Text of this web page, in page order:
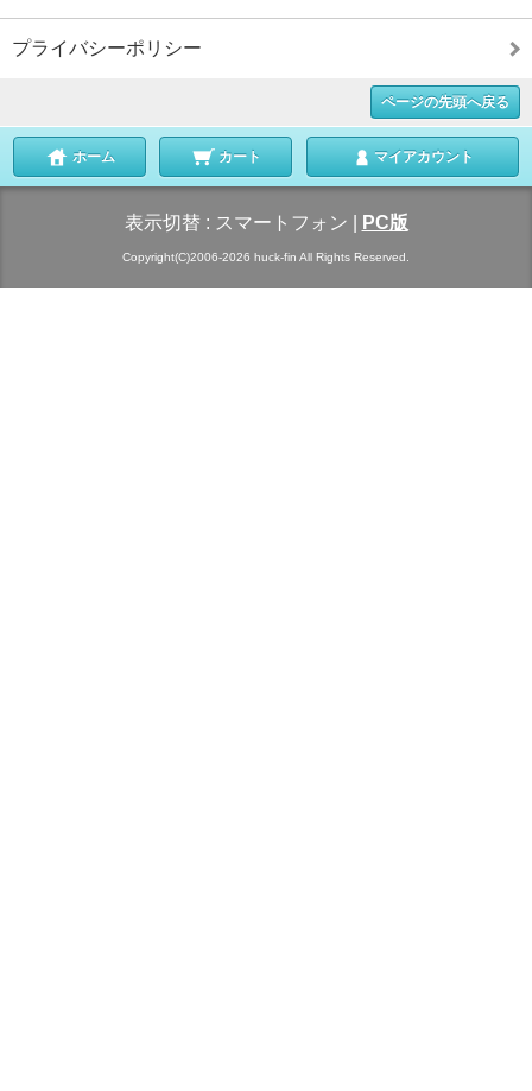
プライバシーポリシー
ページの先頭へ戻る
ホーム カート マイアカウント
表示切替 : スマートフォン PC版
Copyright(C)2006-2026 huck-fin All Rights Reserved.